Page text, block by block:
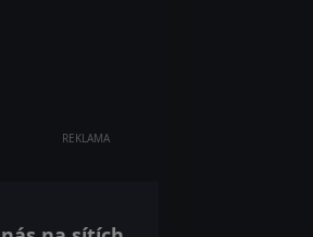
REKLAMA